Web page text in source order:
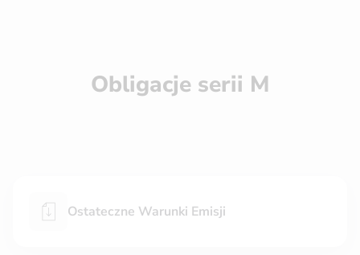
Obligacje serii M
Ostateczne Warunki Emisji